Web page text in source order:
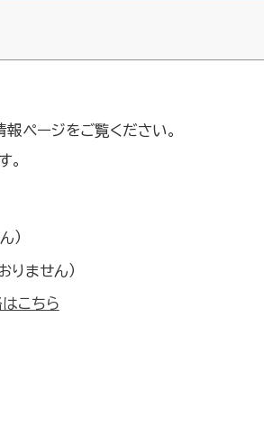
ページをご覧ください。
。
）
りません）
こちら